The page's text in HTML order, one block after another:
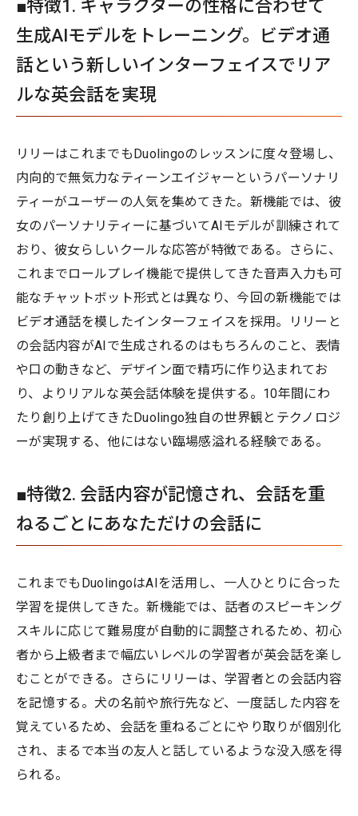
■特徴1. キャラクターの性格に合わせて
生成AIモデルをトレーニング。ビデオ通
話という新しいインターフェイスでリア
ルな英会話を実現
リリーはこれまでもDuolingoのレッスンに度々登場し、
内向的で無気力なティーンエイジャーというパーソナリ
ティーがユーザーの人気を集めてきた。新機能では、彼
女のパーソナリティーに基づいてAIモデルが訓練されて
おり、彼女らしいクールな応答が特徴である。さらに、
これまでロールプレイ機能で提供してきた音声入力も可
能なチャットボット形式とは異なり、今回の新機能では
ビデオ通話を模したインターフェイスを採用。リリーと
の会話内容がAIで生成されるのはもちろんのこと、表情
や口の動きなど、デザイン面で精巧に作り込まれてお
り、よりリアルな英会話体験を提供する。10年間にわ
たり創り上げてきたDuolingo独自の世界観とテクノロジ
ーが実現する、他にはない臨場感溢れる経験である。
■特徴2. 会話内容が記憶され、会話を重
ねるごとにあなただけの会話に
これまでもDuolingoはAIを活用し、一人ひとりに合った
学習を提供してきた。新機能では、話者のスピーキング
スキルに応じて難易度が自動的に調整されるため、初心
者から上級者まで幅広いレベルの学習者が英会話を楽し
むことができる。さらにリリーは、学習者との会話内容
を記憶する。犬の名前や旅行先など、一度話した内容を
覚えているため、会話を重ねるごとにやり取りが個別化
され、まるで本当の友人と話しているような没入感を得
られる。